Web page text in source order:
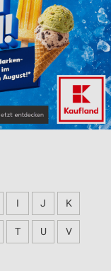
I J K
T U V